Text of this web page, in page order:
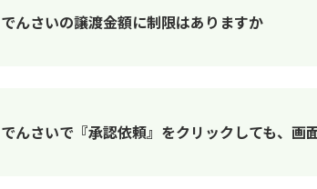
でんさいの譲渡金額に制限はありますか
でんさいで『承認依頼』をクリックしても、画